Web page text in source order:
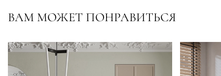
ВАМ МОЖЕТ ПОНРАВИТЬСЯ